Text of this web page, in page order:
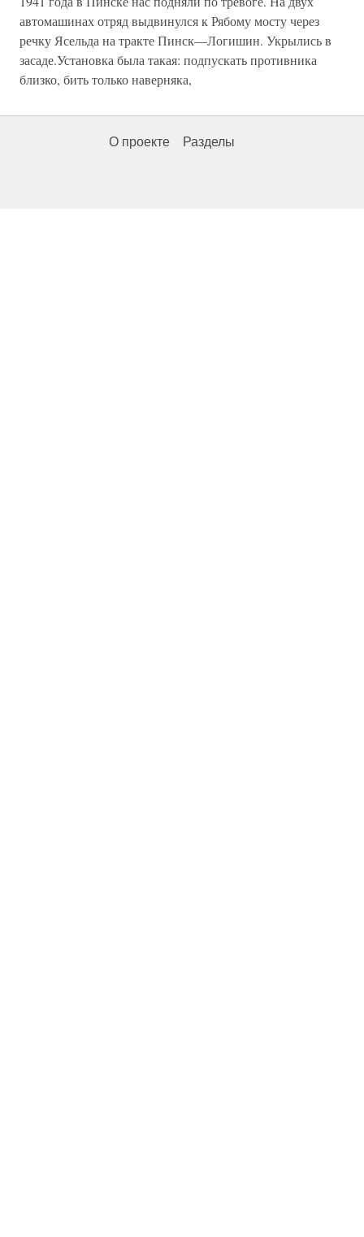
автомашинах отряд выдвинулся к Рябому мосту через
речку Ясельда на тракте Пинск—Логишин. Укрылись в
засаде.Установка была такая: подпускать противника
близко, бить только наверняка,
О проекте Разделы